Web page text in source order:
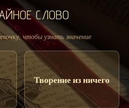
СЛОВО
чтобы узнать значение
Творение из ничего